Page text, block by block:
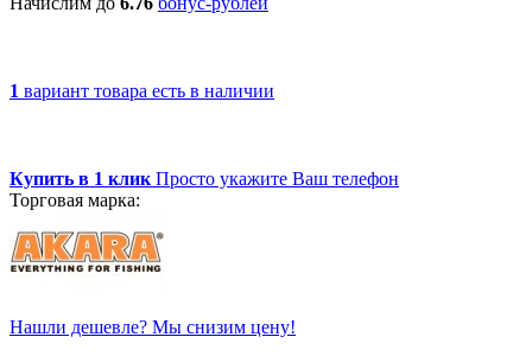
1 вариант товара есть в наличии
Купить в 1 клик Просто укажите Ваш телефон
Торговая марка:
Нашли дешевле? Мы снизим цену!